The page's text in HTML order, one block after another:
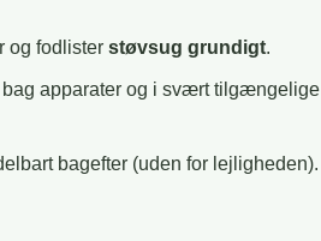
og fodlister støvsug grundigt.
apparater og i svært tilgængelige
bagefter (uden for lejligheden).